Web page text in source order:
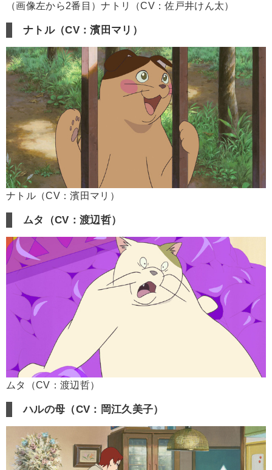
（画像左から2番目）ナトリ（CV：佐戸井けん太）
ナトル（CV：濱田マリ）
ナトル（CV：濱田マリ）
ムタ（CV：渡辺哲）
ムタ（CV：渡辺哲）
ハルの母（CV：岡江久美子）